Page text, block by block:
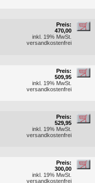
Preis:
470,00
inkl. 19% MwSt.
versandkostenfrei
Preis:
509,95
inkl. 19% MwSt.
versandkostenfrei
Preis:
529,95
inkl. 19% MwSt.
versandkostenfrei
Preis:
300,00
inkl. 19% MwSt.
versandkostenfrei